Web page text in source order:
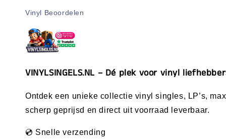
Vinyl Beoordelen
VINYLSINGELS.NL – Dé plek voor vinyl
Ontdek een unieke collectie vinyl singles, LP’s,
scherp geprijsd en direct uit voorraad leverbaar.
💿 Snelle verzending